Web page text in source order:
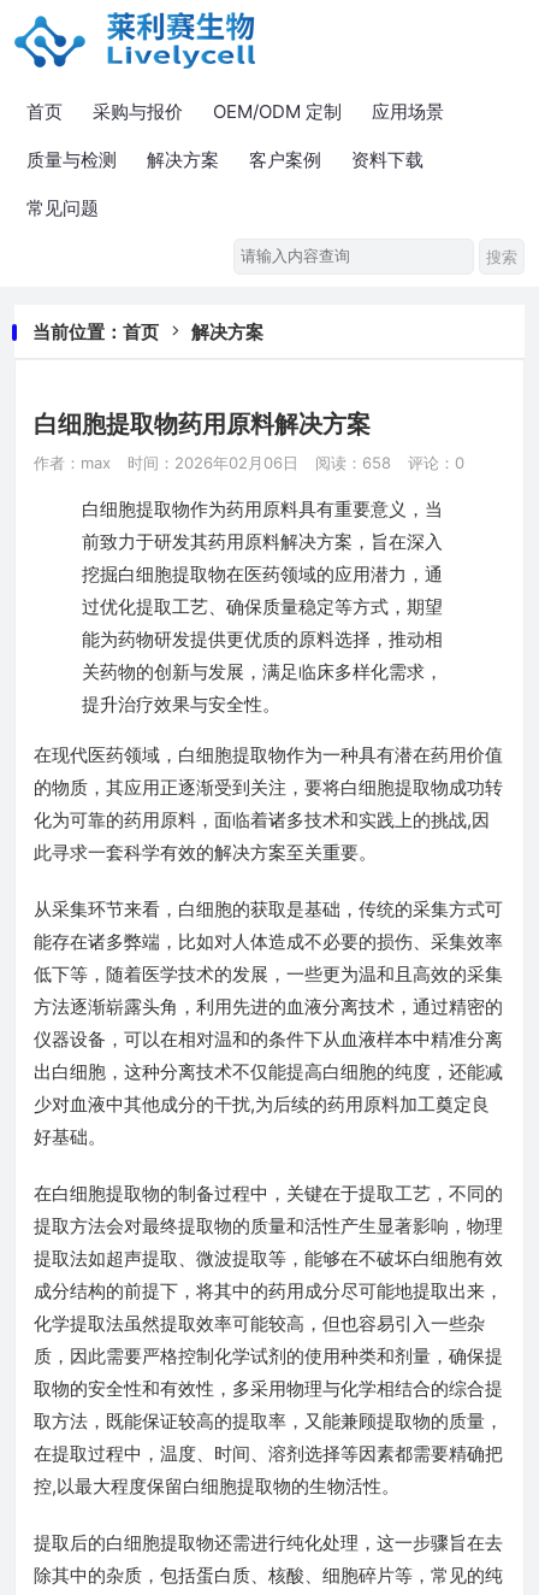
首页 采购与报价 OEM/ODM 定制 应用场景
质量与检测 解决方案 客户案例 资料下载
常见问题
当前位置： 首页 解决方案
白细胞提取物药用原料解决方案
作者：max 时间：2026年02月06日 阅读：658 评论：0
白细胞提取物作为药用原料具有重要意义，当
前致力于研发其药用原料解决方案，旨在深入
挖掘白细胞提取物在医药领域的应用潜力，通
过优化提取工艺、确保质量稳定等方式，期望
能为药物研发提供更优质的原料选择，推动相
关药物的创新与发展，满足临床多样化需求，
提升治疗效果与安全性。
在现代医药领域，白细胞提取物作为一种具有潜在药用价值
的物质，其应用正逐渐受到关注，要将白细胞提取物成功转
化为可靠的药用原料，面临着诸多技术和实践上的挑战,因
此寻求一套科学有效的解决方案至关重要。
从采集环节来看，白细胞的获取是基础，传统的采集方式可
能存在诸多弊端，比如对人体造成不必要的损伤、采集效率
低下等，随着医学技术的发展，一些更为温和且高效的采集
方法逐渐崭露头角，利用先进的血液分离技术，通过精密的
仪器设备，可以在相对温和的条件下从血液样本中精准分离
出白细胞，这种分离技术不仅能提高白细胞的纯度，还能减
少对血液中其他成分的干扰,为后续的药用原料加工奠定良
好基础。
在白细胞提取物的制备过程中，关键在于提取工艺，不同的
提取方法会对最终提取物的质量和活性产生显著影响，物理
提取法如超声提取、微波提取等，能够在不破坏白细胞有效
成分结构的前提下，将其中的药用成分尽可能地提取出来，
化学提取法虽然提取效率可能较高，但也容易引入一些杂
质，因此需要严格控制化学试剂的使用种类和剂量，确保提
取物的安全性和有效性，多采用物理与化学相结合的综合提
取方法，既能保证较高的提取率，又能兼顾提取物的质量，
在提取过程中，温度、时间、溶剂选择等因素都需要精确把
控,以最大程度保留白细胞提取物的生物活性。
提取后的白细胞提取物还需进行纯化处理，这一步骤旨在去
除其中的杂质，包括蛋白质、核酸、细胞碎片等，常见的纯